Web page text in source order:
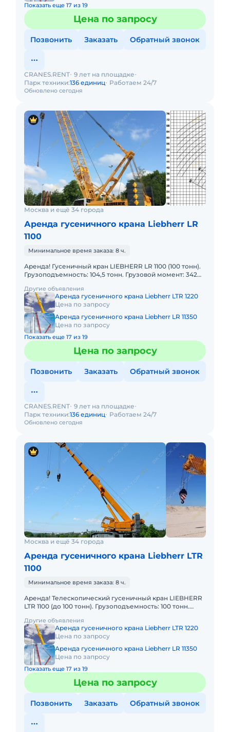
Показать еще 17 из 19
Цена по запросу
Позвонить Заказать Обратный звонок
Обновлено сегодня
CRANES.RENT 9 лет на площадке
Парк техники:136 единиц Работаем 24/7
Москва и ещё 34 города
Аренда гусеничного крана Liebherr LR
1100
Минимальное время заказа: 8 ч.
Аренда! Гусеничный кран LIEBHERR LR 1100 (100 тонн).
Грузоподъемность: 104,5 тонн. Грузовой момент: 342
Другие объявления
Аренда гусеничного крана Liebherr LTR 1220
Цена по запросу
Аренда гусеничного крана Liebherr LR 11350
Цена по запросу
Показать еще 17 из 19
Цена по запросу
Позвонить Заказать Обратный звонок
Обновлено сегодня
CRANES.RENT 9 лет на площадке
Парк техники:136 единиц Работаем 24/7
Москва и ещё 34 города
Аренда гусеничного крана Liebherr LTR
1100
Минимальное время заказа: 8 ч.
Аренда! Телескопический гусеничный кран LIEBHERR
LTR 1100 (до 100 тонн). Грузоподъемность: 100 тонн.
Другие объявления
Аренда гусеничного крана Liebherr LTR 1220
Цена по запросу
Аренда гусеничного крана Liebherr LR 11350
Цена по запросу
Показать еще 17 из 19
Цена по запросу
Позвонить Заказать Обратный звонок